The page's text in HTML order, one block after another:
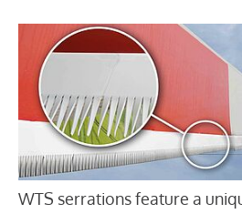
WTS serrations feature a